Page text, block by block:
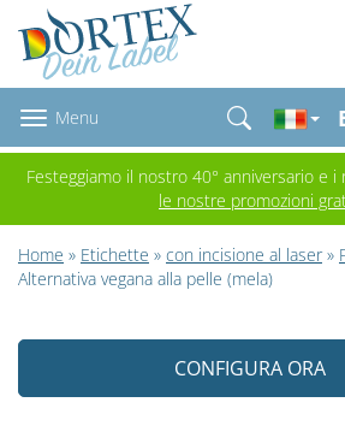
Menu
Festeggiamo il nostro 40° anniversario e i
le nostre promozioni
Home » Etichette » con incisione al laser»
Alternativa vegana alla pelle (mela)
CONFIGURA ORA